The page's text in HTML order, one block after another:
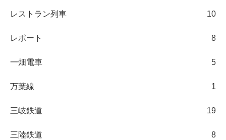
レストラン列車 10
レポート 8
一畑電車 5
万葉線 1
三岐鉄道 19
三陸鉄道 8